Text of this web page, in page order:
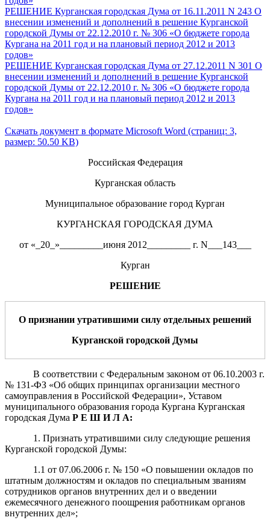
РЕШЕНИЕ Курганская городская Дума от 16.11.2011 N 243 О
внесении изменений и дополнений в решение Курганской
городской Думы от 22.12.2010 г. № 306 «О бюджете города
Кургана на 2011 год и на плановый период 2012 и 2013
годов»
РЕШЕНИЕ Курганская городская Дума от 27.12.2011 N 301 О
внесении изменений и дополнений в решение Курганской
городской Думы от 22.12.2010 г. № 306 «О бюджете города
Кургана на 2011 год и на плановый период 2012 и 2013
годов»
Скачать документ в формате Microsoft Word (страниц: 3,
размер: 50.50 KB)
Российская Федерация
Курганская область
Муниципальное образование город Курган
КУРГАНСКАЯ ГОРОДСКАЯ ДУМА
от «_20_»_________июня 2012_________ г. N___143___
Курган
РЕШЕНИЕ
О признании утратившими силу отдельных решений
Курганской городской Думы
В соответствии с Федеральным законом от 06.10.2003 г.
№ 131-ФЗ «Об общих принципах организации местного
самоуправления в Российской Федерации», Уставом
муниципального образования города Кургана Курганская
городская Дума Р Е Ш И Л А:
1. Признать утратившими силу следующие решения
Курганской городской Думы:
1.1 от 07.06.2006 г. № 150 «О повышении окладов по
штатным должностям и окладов по специальным званиям
сотрудников органов внутренних дел и о введении
ежемесячного денежного поощрения работникам органов
внутренних дел»;